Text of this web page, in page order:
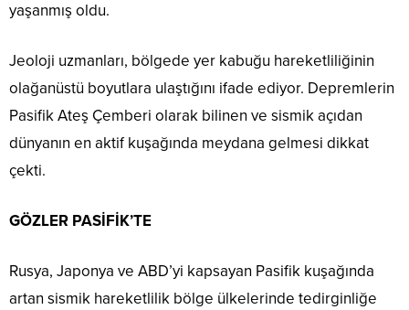
yaşanmış oldu.
Jeoloji uzmanları, bölgede yer kabuğu hareketliliğinin
olağanüstü boyutlara ulaştığını ifade ediyor. Depremlerin
Pasifik Ateş Çemberi olarak bilinen ve sismik açıdan
dünyanın en aktif kuşağında meydana gelmesi dikkat
çekti.
GÖZLER PASİFİK’TE
Rusya, Japonya ve ABD’yi kapsayan Pasifik kuşağında
artan sismik hareketlilik bölge ülkelerinde tedirginliğe